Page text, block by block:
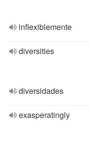
inflexiblemente
diversities
diversidades
exasperatingly